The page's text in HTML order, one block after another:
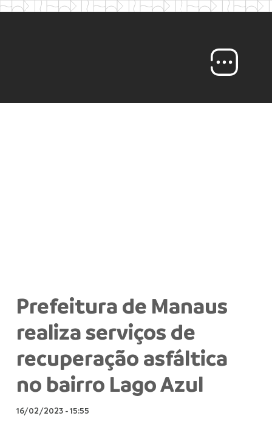
Prefeitura de Manaus
realiza serviços de
recuperação asfáltica
no bairro Lago Azul
16/02/2023-15:55